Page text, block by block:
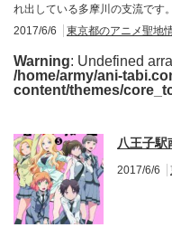
れ出している多摩川の支流です
2017/6/6
東京都のアニメ聖地
Warning: Undefined
/home/army/ani-
content/themes/
八王子駅
2017/6/6